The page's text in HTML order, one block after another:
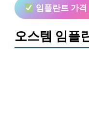
임플란트 가격
오스템 임플